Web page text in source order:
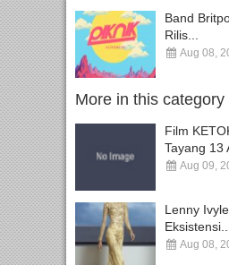
Band
Rilis...
Aug 08,
More in this category
Film
Tayang 13
Aug 09,
Lenny
Eksistensi...
Aug 08,